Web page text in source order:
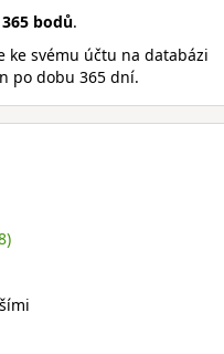
365 bodů.
ke svému účtu na databázi
po dobu 365 dní.